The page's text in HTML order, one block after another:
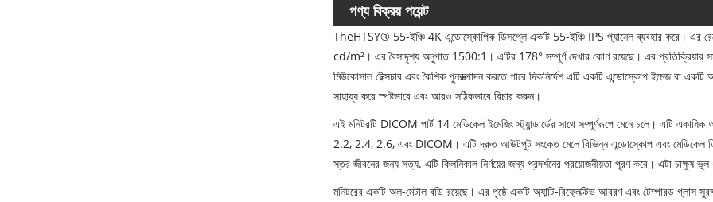
পণ্য বিক্রয় পয়েন্ট
TheHTSY® 55-ইঞ্চি 4K এন্ডোস্কোপিক ডিসপ্লে একটি 55-ইঞ্চি IPS প্যানেল ব্যবহার করে।
cd/m²। এর বৈসাদৃশ্য অনুপাত 1500:1। এটির 178° সম্পূর্ণ দেখার কোণ রয়েছে। এর প্রতিক্রিয়ার
মিউকোসাল টেক্সচার এবং কৈশিক পুনরুত্পাদন করতে পারে দিকনির্দেশ এটি একটি এন্ডোস্কোপ ইমেজ বা
সাহায্য করে স্পষ্টভাবে এবং আরও সঠিকভাবে বিচার করুন।
এই মনিটরটি DICOM পার্ট 14 মেডিকেল ইমেজিং স্ট্যান্ডার্ডের সাথে সম্পূর্ণরূপে মেনে চলে। এটি
2.2, 2.4, 2.6, এবং DICOM। এটি দ্রুত আউটপুট সংকেত মেলে বিভিন্ন এন্ডোস্কোপ এবং মেডিকেল
স্তর জীবনের জন্য সত্য. এটি ক্লিনিকাল নির্ণয়ের জন্য প্রদর্শনের প্রয়োজনীয়তা পূরণ করে। এটা চাক্ষুষ ভুল
মনিটরের একটি অল-মেটাল বডি রয়েছে। এর পৃষ্ঠে একটি অ্যান্টি-রিফ্লেক্টিভ আবরণ এবং টেম্পারড গ্লাস